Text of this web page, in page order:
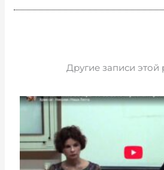
Другие записи этой